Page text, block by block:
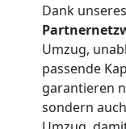
Dank
Umzug,
passende
garantieren
sondern